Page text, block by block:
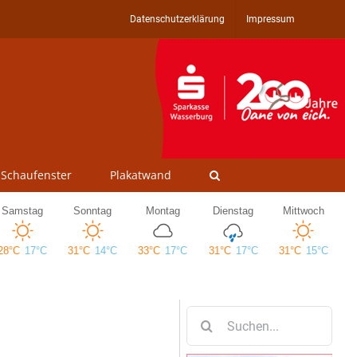
Datenschutzerklärung Impressum
Schaufenster Plakatwand
nach: